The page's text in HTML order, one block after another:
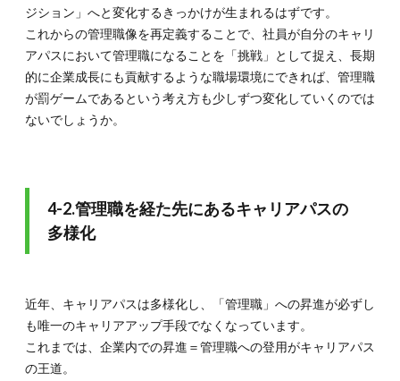
ジション」へと変化するきっかけが生まれるはずです。
これからの管理職像を再定義することで、社員が自分のキャリ
アパスにおいて管理職になることを「挑戦」として捉え、長期
的に企業成長にも貢献するような職場環境にできれば、管理職
が罰ゲームであるという考え方も少しずつ変化していくのでは
ないでしょうか。
4-2.管理職を経た先にあるキャリアパスの
多様化
近年、キャリアパスは多様化し、「管理職」への昇進が必ずし
も唯一のキャリアアップ手段でなくなっています。
これまでは、企業内での昇進＝管理職への登用がキャリアパス
の王道。